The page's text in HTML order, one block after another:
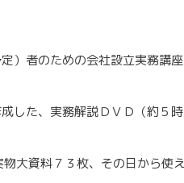
）者のための会社設立実務講
した、実務解説ＤＶＤ（約５
大資料７３枚、その日から使